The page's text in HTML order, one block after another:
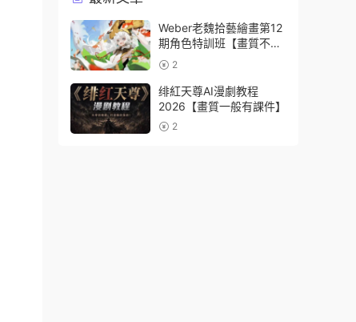
Weber老魏拾藝繪畫第12
期角色特訓班【畫質不錯
隻有視頻】
2
绯紅天尊AI漫劇教程
2026【畫質一般有課件】
2